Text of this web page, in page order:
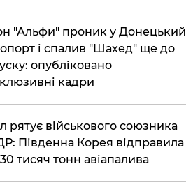
"Альфи" проник у Донецький
і спалив "Шахед" ще до
опубліковано
кадри
рятує військового союзника
Південна Корея відправила
тисяч тонн авіапалива